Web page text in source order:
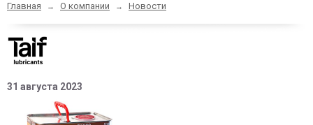
Главная → О компании → Новости
31 августа 2023